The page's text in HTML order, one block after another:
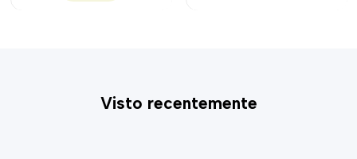
Visto recentemente